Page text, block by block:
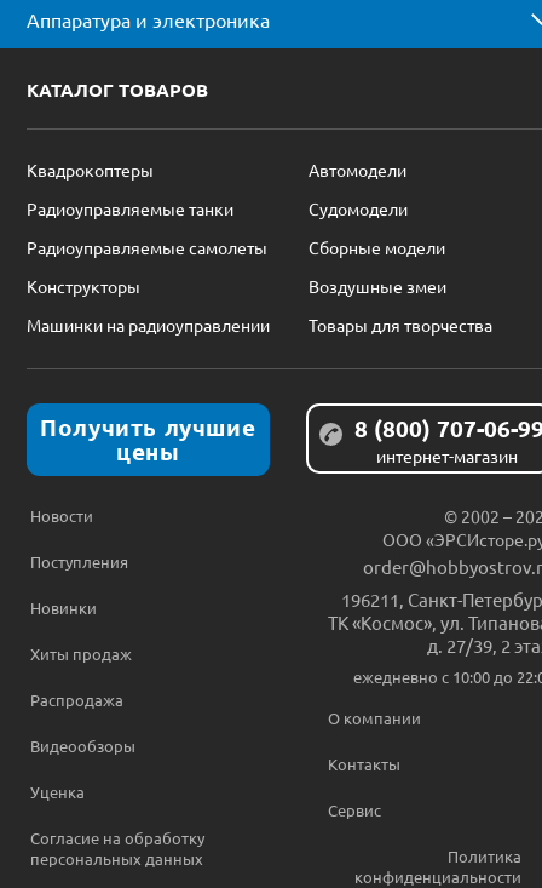
Аппаратура и электроника
КАТАЛОГ ТОВАРОВ
Квадрокоптеры
Автомодели
Радиоуправляемые танки
Судомодели
Радиоуправляемые самолеты
Сборные модели
Конструкторы
Воздушные змеи
Машинки на радиоуправлении
Товары для творчества
Получить лучшие
цены
8 (800) 707-06-
интернет-магазин
Новости
Поступления
Новинки
Хиты продаж
Распродажа
Видеообзоры
Уценка
Согласие на обработку
персональных данных
© 2002 –
ООО
196211 Санкт-
ТК «Космос», ул.
д. 27/39, 2
ежедневно c 10:00 до
О компании
Контакты
Сервис
Политика
конфиденциальности